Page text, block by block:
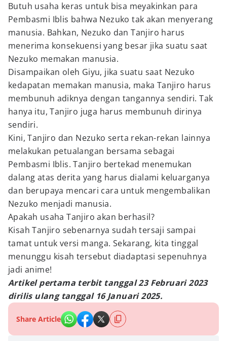
Butuh usaha keras untuk bisa meyakinkan para
Pembasmi Iblis bahwa Nezuko tak akan menyerang
manusia. Bahkan, Nezuko dan Tanjiro harus
menerima konsekuensi yang besar jika suatu saat
Nezuko memakan manusia.
Disampaikan oleh Giyu, jika suatu saat Nezuko
kedapatan memakan manusia, maka Tanjiro harus
membunuh adiknya dengan tangannya sendiri. Tak
hanya itu, Tanjiro juga harus membunuh dirinya
sendiri.
Kini, Tanjiro dan Nezuko serta rekan-rekan lainnya
melakukan petualangan bersama sebagai
Pembasmi Iblis. Tanjiro bertekad menemukan
dalang atas derita yang harus dialami keluarganya
dan berupaya mencari cara untuk mengembalikan
Nezuko menjadi manusia.
Apakah usaha Tanjiro akan berhasil?
Kisah Tanjiro sebenarnya sudah tersaji sampai
tamat untuk versi manga. Sekarang, kita tinggal
menunggu kisah tersebut diadaptasi sepenuhnya
jadi anime!
Artikel pertama terbit tanggal 23 Februari 2023
dirilis ulang tanggal 16 Januari 2025.
Share Article